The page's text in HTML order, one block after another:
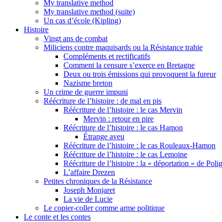
My translative method
My translative method (suite)
Un cas d’école (Kipling)
Histoire
Vingt ans de combat
Miliciens contre maquisards ou la Résistance trahie
Compléments et rectificatifs
Comment la censure s’exerce en Bretagne
Deux ou trois émissions qui provoquent la fureur
Nazisme breton
Un crime de guerre impuni
Réécriture de l’histoire : de mal en pis
Réécriture de l’histoire : le cas Mervin
Mervin : retour en pire
Réécriture de l’histoire : le cas Hamon
Étrange aveu
Réécriture de l’histoire : le cas Rouleaux-Hamon
Réécriture de l’histoire : le cas Lemoine
Réécriture de l’histoire : la « déportation » de
L’affaire Drezen
Petites chroniques de la Résistance
Joseph Monjaret
La vie de Lucie
Le copier-coller comme arme politique
Le conte et les contes